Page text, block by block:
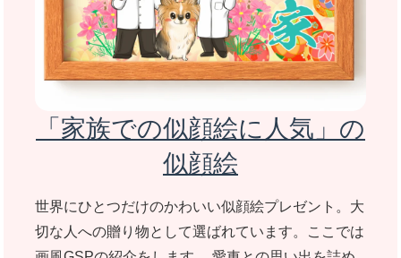
「家族での似顔絵に人気」の
似顔絵
世界にひとつだけのかわいい似顔絵プレゼント。大
切な人への贈り物として選ばれています。ここでは